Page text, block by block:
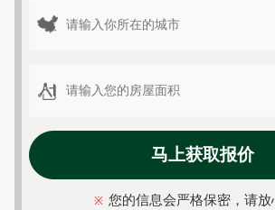
马上获取报价
※ 您的信息会严格保密，请放